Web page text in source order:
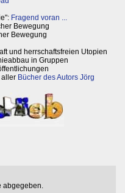
Fragend voran ...
Bewegung
Bewegung
und herrschaftsfreien Utopien
in Gruppen
aller Bücher des Autors Jörg
abgegeben.